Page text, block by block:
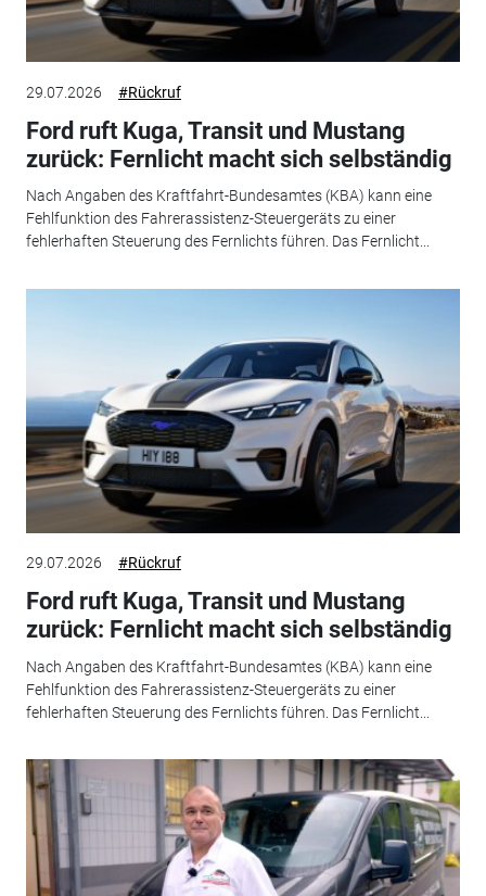
29.07.2026 #Rückruf
Ford ruft Kuga, Transit und Mustang
zurück: Fernlicht macht sich selbständig
Nach Angaben des Kraftfahrt-Bundesamtes (KBA) kann eine
Fehlfunktion des Fahrerassistenz-Steuergeräts zu einer
fehlerhaften Steuerung des Fernlichts führen. Das Fernlicht...
29.07.2026 #Rückruf
Ford ruft Kuga, Transit und Mustang
zurück: Fernlicht macht sich selbständig
Nach Angaben des Kraftfahrt-Bundesamtes (KBA) kann eine
Fehlfunktion des Fahrerassistenz-Steuergeräts zu einer
fehlerhaften Steuerung des Fernlichts führen. Das Fernlicht...